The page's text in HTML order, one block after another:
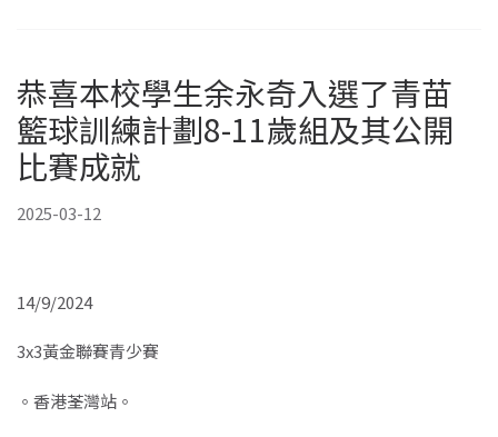
恭喜本校學生余永奇入選了青苗
籃球訓練計劃8-11歲組及其公開
比賽成就
2025-03-12
14/9/2024
3x3黃金聯賽青少賽
。香港荃灣站。